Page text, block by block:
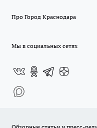
Про Город Краснодара
Мы в социальных сетях